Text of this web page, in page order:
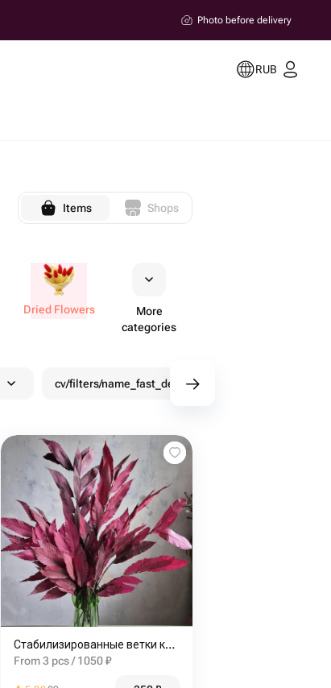
Photo before delivery
RUB
Items Shops
Dried Flowers
More
categories
cv/filters/name_fast_delivery
Стабилизированные ветки каштана
From 3 pcs / 1050 ₽